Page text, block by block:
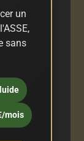
un
sans
mois